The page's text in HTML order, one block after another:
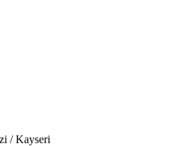
/ Kayseri